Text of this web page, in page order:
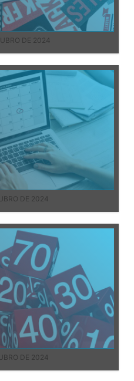
DE 2024
DE 2024
DE 2024